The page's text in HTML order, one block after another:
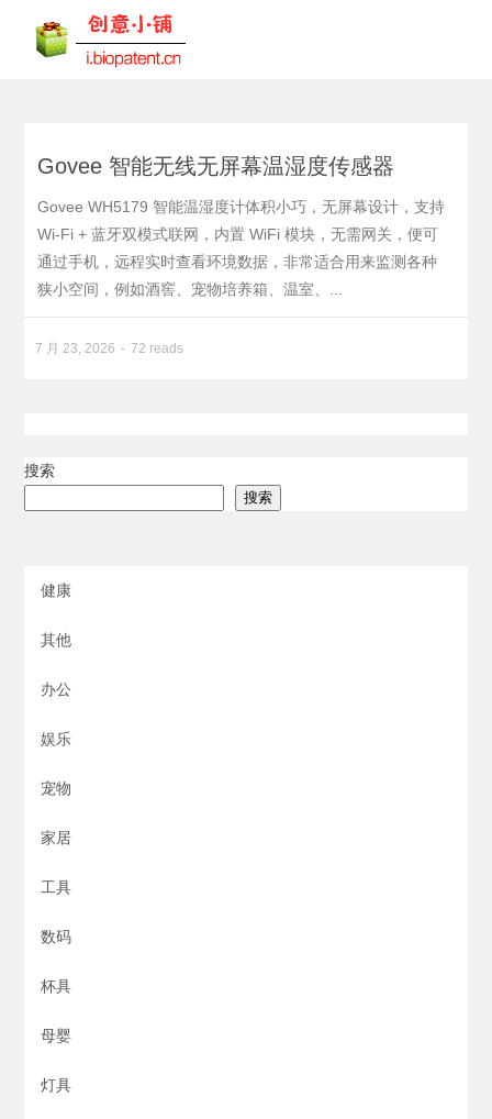
Govee 智能无线无屏幕温湿度传感器
Govee WH5179 智能温湿度计体积小巧，无屏幕设计，支持
Wi-Fi + 蓝牙双模式联网，内置 WiFi 模块，无需网关，便可
通过手机，远程实时查看环境数据，非常适合用来监测各种
狭小空间，例如酒窖、宠物培养箱、温室、...
7 月 23, 2026 72 reads
搜索
搜索
健康
其他
办公
娱乐
宠物
家居
工具
数码
杯具
母婴
灯具